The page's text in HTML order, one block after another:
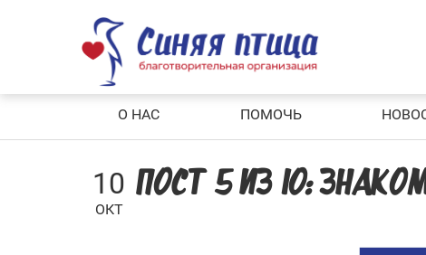
О НАС ПОМОЧЬ
10
ОКТ
ПОСТ 5 ИЗ 10: